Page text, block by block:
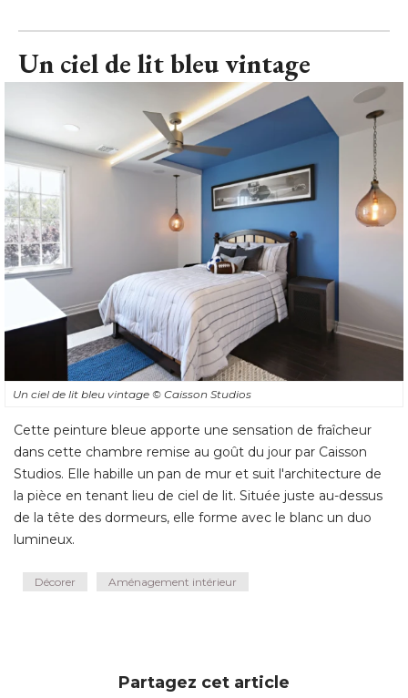
Un ciel de lit bleu vintage
Un ciel de lit bleu vintage © Caisson Studios
Cette peinture bleue apporte une sensation de fraîcheur
dans cette chambre remise au goût du jour par Caisson
Studios. Elle habille un pan de mur et suit l'architecture de
la pièce en tenant lieu de ciel de lit. Située juste au-dessus
de la tête des dormeurs, elle forme avec le blanc un duo
lumineux.
Décorer Aménagement intérieur
Partagez cet article